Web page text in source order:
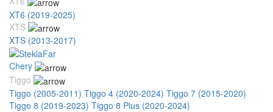
XT6 (2019-2025)
XTS
XTS (2013-2017)
Chery
Tiggo
Tiggo (2005-2011) Tiggo 4 (2020-2024) Tiggo 7 (2015-2020)
Tiggo 8 (2019-2023) Tiggo 8 Plus (2020-2024)